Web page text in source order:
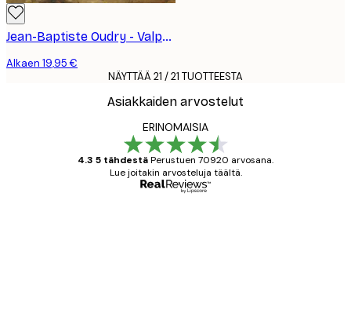
Jean-Baptiste Oudry - Valpas Peura Juliste
Alkaen 19,95 €
NÄYTTÄÄ 21 / 21 TUOTTEESTA
Asiakkaiden arvostelut
ERINOMAISIA
4.3 5 tähdestäPerustuen 70920 arvosana.
Lue joitakin arvosteluja täältä.